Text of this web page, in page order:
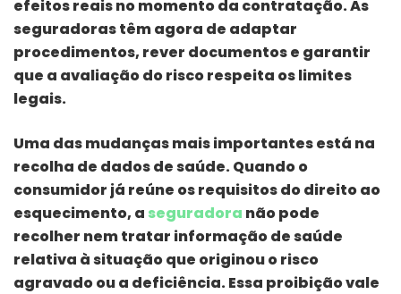
efeitos reais no momento da contratação. As
seguradoras têm agora de adaptar
procedimentos, rever documentos e garantir
que a avaliação do risco respeita os limites
legais.
Uma das mudanças mais importantes está na
recolha de dados de saúde. Quando o
consumidor já reúne os requisitos do direito ao
esquecimento, a seguradora não pode
recolher nem tratar informação de saúde
relativa à situação que originou o risco
agravado ou a deficiência. Essa proibição vale